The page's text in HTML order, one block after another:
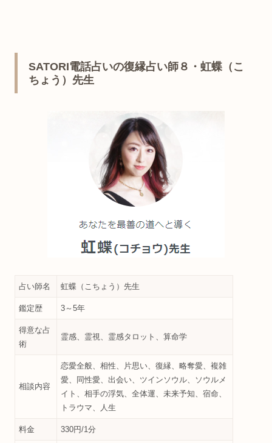
SATORI電話占いの復縁占い師８・虹蝶（こ
ちょう）先生
占い師名 虹蝶（こちょう）先生
鑑定歴 3～5年
得意な占
術
霊感、霊視、霊感タロット、算命学
相談内容
恋愛全般、相性、片思い、復縁、略奪愛、複雑
愛、同性愛、出会い、ツインソウル、ソウルメ
イト、相手の浮気、全体運、未来予知、宿命、
トラウマ、人生
料金 330円/1分